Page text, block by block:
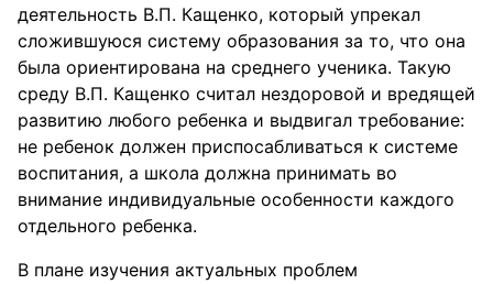
деятельность В.П. Кащенко, который упрекал
сложившуюся систему образования за то, что она
была ориентирована на среднего ученика. Такую
среду В.П. Кащенко считал нездоровой и вредящей
развитию любого ребенка и выдвигал требование:
не ребенок должен приспосабливаться к системе
воспитания, а школа должна принимать во
внимание индивидуальные особенности каждого
отдельного ребенка.
В плане изучения актуальных проблем